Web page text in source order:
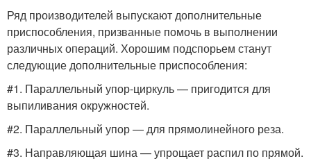
Ряд производителей выпускают дополнительные
приспособления, призванные помочь в выполнении
различных операций. Хорошим подспорьем станут
следующие дополнительные приспособления:
#1. Параллельный упор-циркуль — пригодится для
выпиливания окружностей.
#2. Параллельный упор — для прямолинейного реза.
#3. Направляющая шина — упрощает распил по прямой.